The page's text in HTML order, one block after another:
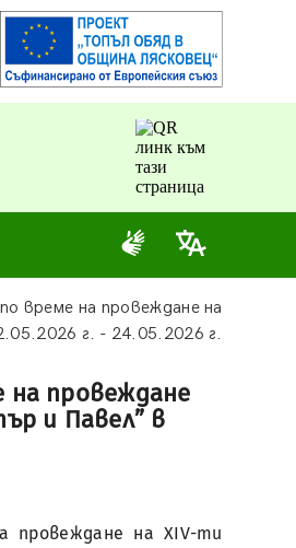
време на провеждане на
г. - 24.05.2026 г.
на провеждане
и Павел” в
провеждане на ХIV-ти